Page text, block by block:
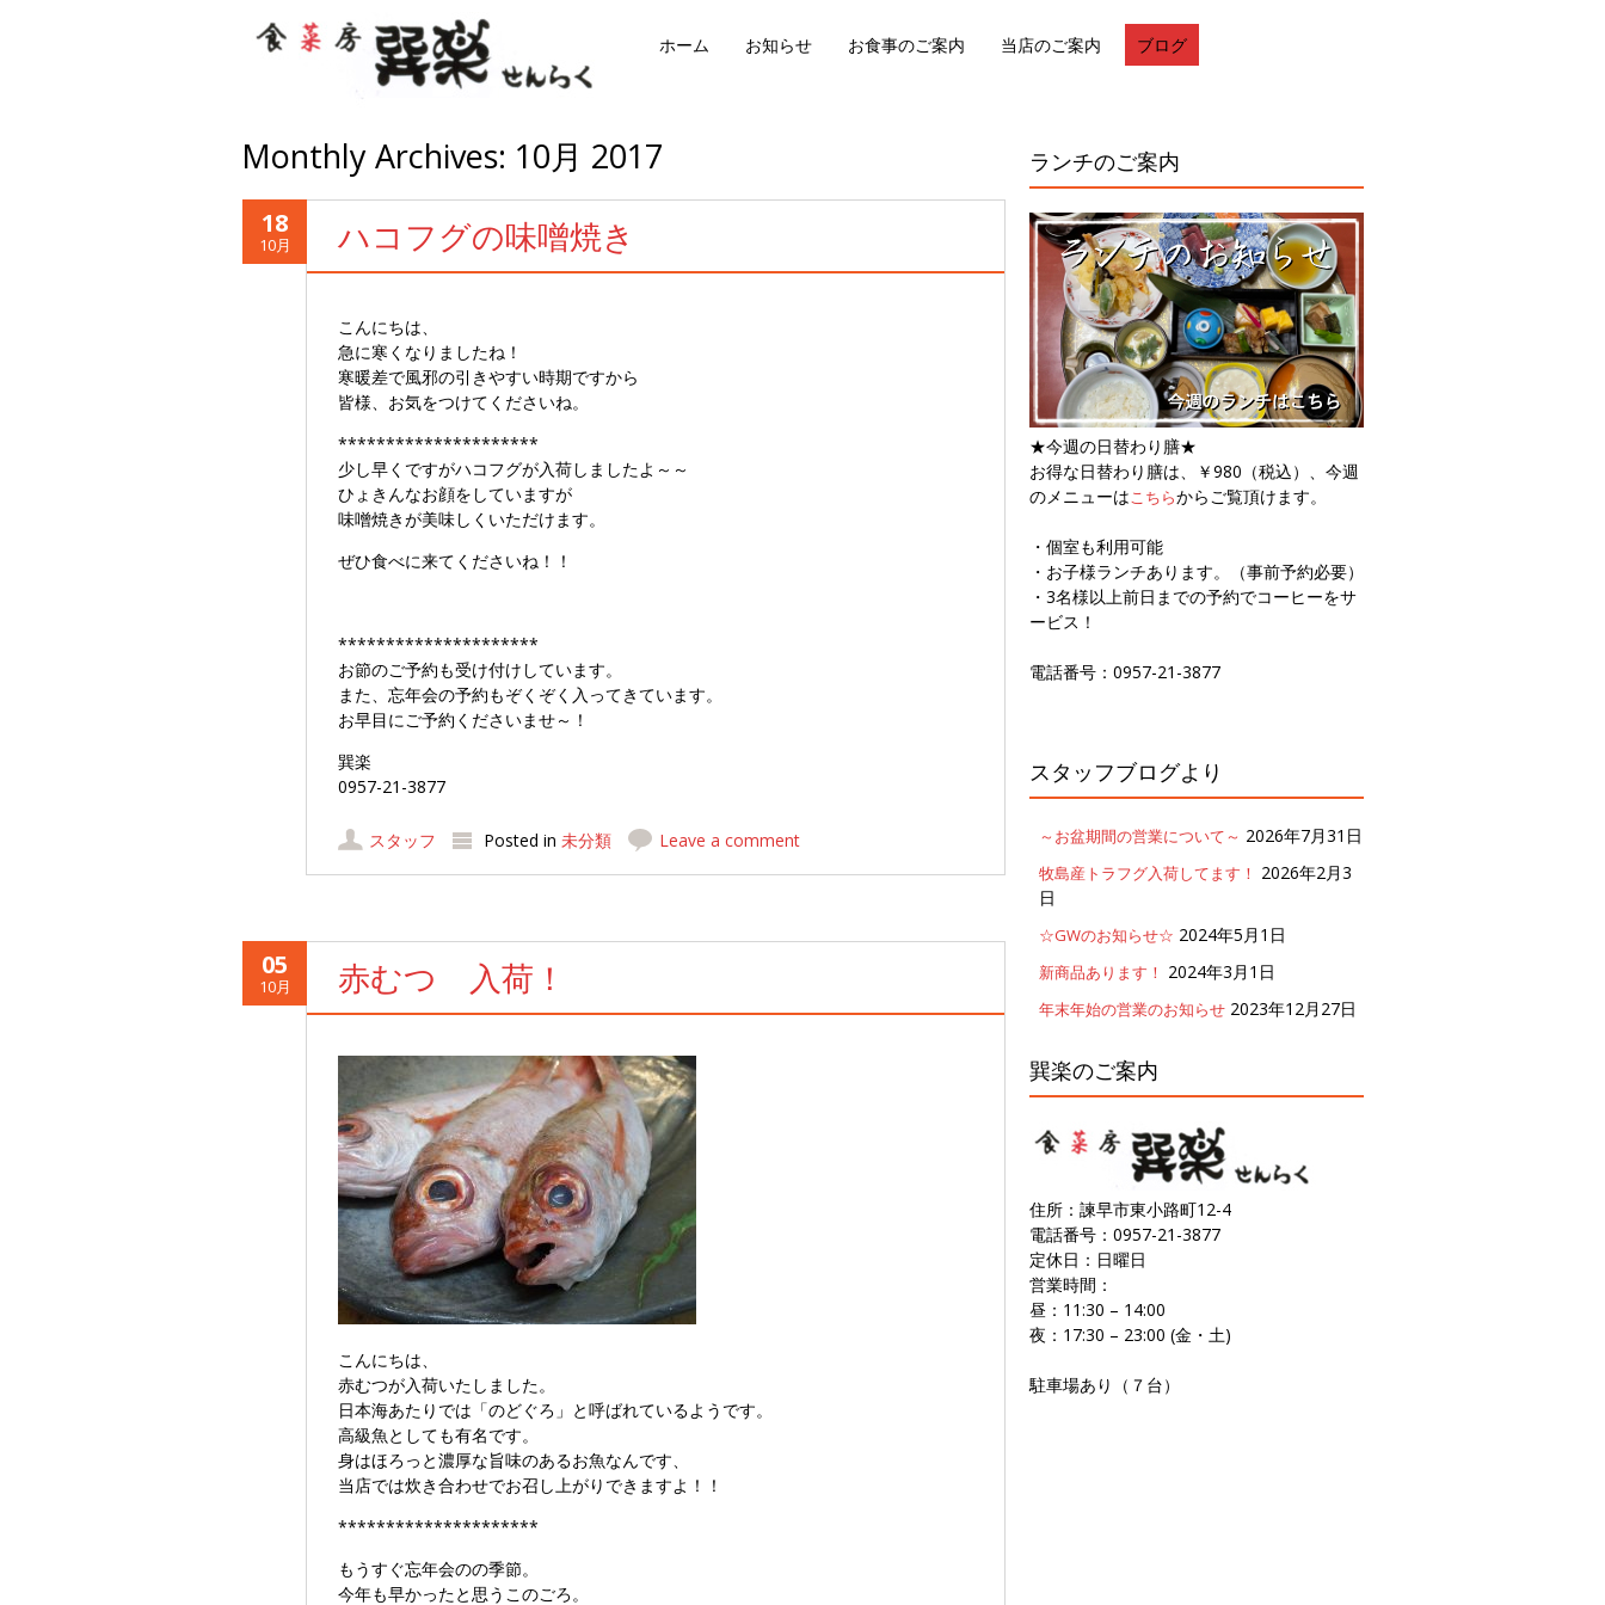
ホーム お知らせ お食事のご案内 当店のご案内 ブログ
Monthly Archives: 10月 2017
18
10月 ハコフグの味噌焼き
こんにちは、
急に寒くなりましたね！
寒暖差で風邪の引きやすい時期ですから
皆様、お気をつけてくださいね。
*********************
少し早くですがハコフグが入荷しましたよ～～
ひょきんなお顔をしていますが
味噌焼きが美味しくいただけます。
ぜひ食べに来てくださいね！！
*********************
お節のご予約も受け付けしています。
また、忘年会の予約もぞくぞく入ってきています。
お早目にご予約くださいませ～！
巽楽
0957-21-3877
スタッフ Posted in 未分類 Leave a comment
05
10月 赤むつ 入荷！
こんにちは、
赤むつが入荷いたしました。
日本海あたりでは「のどぐろ」と呼ばれているようです。
高級魚としても有名です。
身はほろっと濃厚な旨味のあるお魚なんです、
当店では炊き合わせでお召し上がりできますよ！！
*********************
もうすぐ忘年会のの季節。
今年も早かったと思うこのごろ。
ランチのご案内
★今週の日替わり膳★
お得な日替わり膳は、￥980（税込）、今週
のメニューはこちらからご覧頂けます。
・個室も利用可能
・お子様ランチあります。（事前予約必要）
・3名様以上前日までの予約でコーヒーをサ
ービス！
電話番号：0957-21-3877
スタッフブログより
～お盆期間の営業について～ 2026年7月31日
牧島産トラフグ入荷してます！ 2026年2月3
日
☆GWのお知らせ☆ 2024年5月1日
新商品あります！ 2024年3月1日
年末年始の営業のお知らせ 2023年12月27日
巽楽のご案内
住所：諫早市東小路町12-4
電話番号：0957-21-3877
定休日：日曜日
営業時間：
昼：11:30 – 14:00
夜：17:30 – 23:00 (金・土)
駐車場あり（７台）